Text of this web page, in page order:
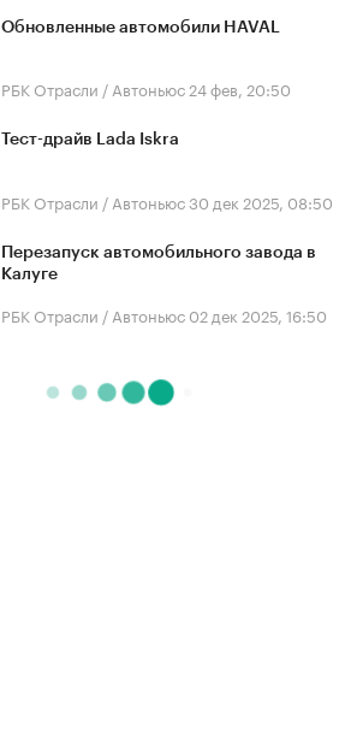
Обновленные автомобили HAVAL
РБК Отрасли / Автоньюс 24 фев, 20:50
Тест-драйв Lada Iskra
РБК Отрасли / Автоньюс30 дек 2025, 08:50
Перезапуск автомобильного завода в
Калуге
РБК Отрасли / Автоньюс 02 дек 2025, 16:50